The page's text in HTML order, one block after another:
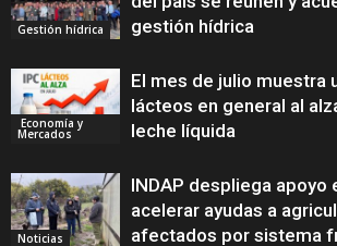
Gestión hídrica
gestión hídrica
Economía y
Mercados
El mes de julio muestra
lácteos en general al
leche líquida
Noticias
INDAP despliega apoyo
acelerar ayudas a
afectados por sistema